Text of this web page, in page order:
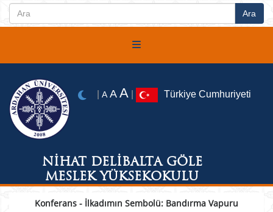
NİHAT DELİBALTA GÖLE
MESLEK YÜKSEKOKULU
A A A Türkiye Cumhuriyeti
Konferans - İlkadımın Sembolü: Bandırma Vapuru